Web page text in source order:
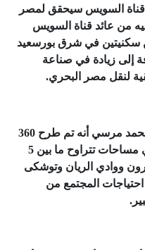
السويس سيحقق لمصر
عليه من عائد قناة السويس
سكنيتين في شرق بورسعيد
إلى زيادة في صناعة
لنقل مصر البحري.
وفي المجال الزراعي، أكد الرئيس محمد مرسي أنه تم طرح 360
ألف فدان للاستصلاح والاستزراع في مساحات تتراوح ما بين 5
النطرون ووادي الريان وتوشكى
المجتمع من